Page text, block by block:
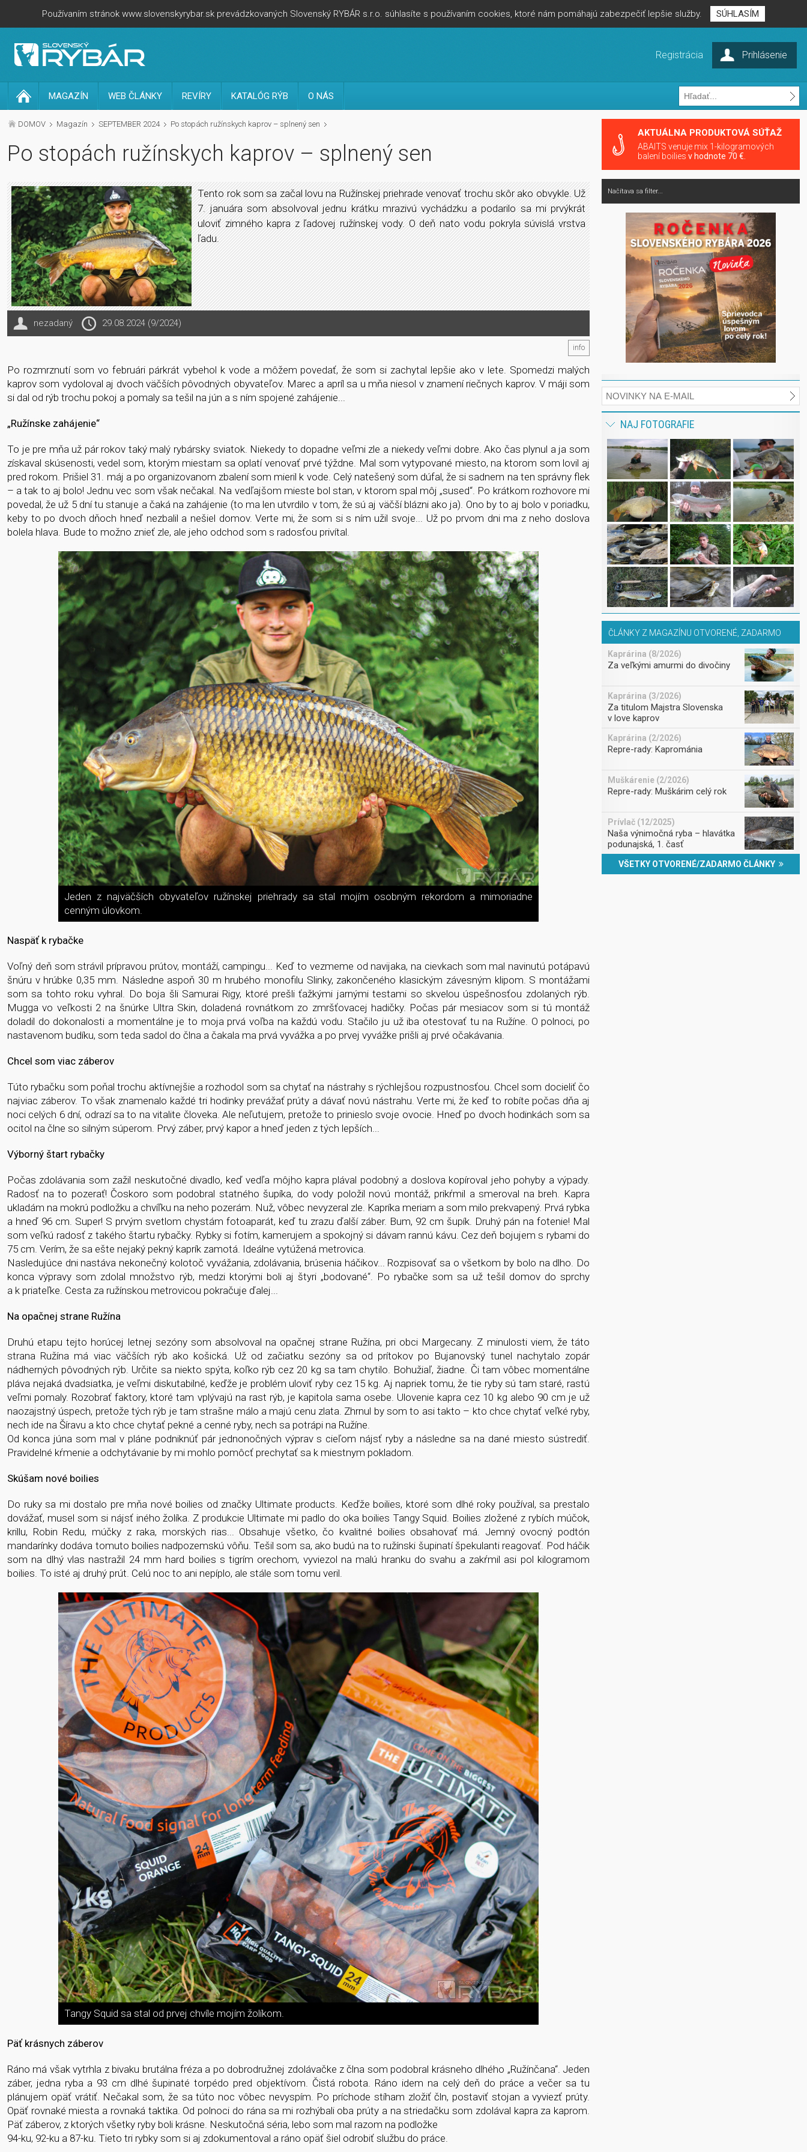
Používaním stránok www.slovenskyrybar.sk prevádzkovaných Slovenský RYBÁR s.r.o. súhlasíte s používaním cookies, ktoré nám pomáhajú zabezpečiť lepšie služby. SÚHLASÍM
Prihlásenie
Registrácia
MAGAZÍN WEB ČLÁNKY REVÍRY KATALÓG RÝB O NÁS
DOMOV Magazín SEPTEMBER 2024 Po stopách ružínskych kaprov – splnený sen
Po stopách ružínskych kaprov – splnený sen
Tento rok som sa začal lovu na Ružínskej priehrade venovať trochu skôr ako obvykle. Už
7. januára som absolvoval jednu krátku mrazivú vychádzku a podarilo sa mi prvýkrát
uloviť zimného kapra z ľadovej ružínskej vody. O deň nato vodu pokryla súvislá vrstva
ľadu.
nezadaný 29.08.2024 (9/2024)
info
Po rozmrznutí som vo februári párkrát vybehol k vode a môžem povedať, že som si zachytal lepšie ako v lete. Spomedzi malých
kaprov som vydoloval aj dvoch väčších pôvodných obyvateľov. Marec a apríl sa u mňa niesol v znamení riečnych kaprov. V máji som
si dal od rýb trochu pokoj a pomaly sa tešil na jún a s ním spojené zahájenie...
„Ružínske zahájenie“
To je pre mňa už pár rokov taký malý rybársky sviatok. Niekedy to dopadne veľmi zle a niekedy veľmi dobre. Ako čas plynul a ja som
získaval skúsenosti, vedel som, ktorým miestam sa oplatí venovať prvé týždne. Mal som vytypované miesto, na ktorom som lovil aj
pred rokom. Prišiel 31. máj a po organizovanom zbalení som mieril k vode. Celý natešený som dúfal, že si sadnem na ten správny flek
– a tak to aj bolo! Jednu vec som však nečakal. Na vedľajšom mieste bol stan, v ktorom spal môj „sused“. Po krátkom rozhovore mi
povedal, že už 5 dní tu stanuje a čaká na zahájenie (to ma len utvrdilo v tom, že sú aj väčší blázni ako ja). Ono by to aj bolo v poriadku,
keby to po dvoch dňoch hneď nezbalil a nešiel domov. Verte mi, že som si s ním užil svoje... Už po prvom dni ma z neho doslova
bolela hlava. Bude to možno znieť zle, ale jeho odchod som s radosťou privítal.
Jeden z najväčších obyvateľov ružínskej priehrady sa stal mojím osobným rekordom a mimoriadne
cenným úlovkom.
Naspäť k rybačke
Voľný deň som strávil prípravou prútov, montáží, campingu... Keď to vezmeme od navijaka, na cievkach som mal navinutú potápavú
šnúru v hrúbke 0,35 mm. Následne aspoň 30 m hrubého monofilu Slinky, zakončeného klasickým závesným klipom. S montážami
som sa tohto roku vyhral. Do boja šli Samurai Rigy, ktoré prešli ťažkými jarnými testami so skvelou úspešnosťou zdolaných rýb.
Mugga vo veľkosti 2 na šnúrke Ultra Skin, doladená rovnátkom zo zmršťovacej hadičky. Počas pár mesiacov som si tú montáž
doladil do dokonalosti a momentálne je to moja prvá voľba na každú vodu. Stačilo ju už iba otestovať tu na Ružíne. O polnoci, po
nastavenom budíku, som teda sadol do člna a čakala ma prvá vyvážka a po prvej vyvážke prišli aj prvé očakávania.
Chcel som viac záberov
Túto rybačku som poňal trochu aktívnejšie a rozhodol som sa chytať na nástrahy s rýchlejšou rozpustnosťou. Chcel som docieliť čo
najviac záberov. To však znamenalo každé tri hodinky prevážať prúty a dávať novú nástrahu. Verte mi, že keď to robíte počas dňa aj
noci celých 6 dní, odrazí sa to na vitalite človeka. Ale neľutujem, pretože to prinieslo svoje ovocie. Hneď po dvoch hodinkách som sa
ocitol na člne so silným súperom. Prvý záber, prvý kapor a hneď jeden z tých lepších...
Výborný štart rybačky
Počas zdolávania som zažil neskutočné divadlo, keď vedľa môjho kapra plával podobný a doslova kopíroval jeho pohyby a výpady.
Radosť na to pozerať! Čoskoro som podobral statného šupíka, do vody položil novú montáž, prikŕmil a smeroval na breh. Kapra
ukladám na mokrú podložku a chvíľku na neho pozerám. Nuž, vôbec nevyzeral zle. Kapríka meriam a som milo prekvapený. Prvá rybka
a hneď 96 cm. Super! S prvým svetlom chystám fotoaparát, keď tu zrazu ďalší záber. Bum, 92 cm šupík. Druhý pán na fotenie! Mal
som veľkú radosť z takého štartu rybačky. Rybky si fotím, kamerujem a spokojný si dávam rannú kávu. Cez deň bojujem s rybami do
75 cm. Verím, že sa ešte nejaký pekný kaprík zamotá. Ideálne vytúžená metrovica.
Nasledujúce dni nastáva nekonečný kolotoč vyvážania, zdolávania, brúsenia háčikov... Rozpisovať sa o všetkom by bolo na dlho. Do
konca výpravy som zdolal množstvo rýb, medzi ktorými boli aj štyri „bodované“. Po rybačke som sa už tešil domov do sprchy
a k priateľke. Cesta za ružínskou metrovicou pokračuje ďalej...
Na opačnej strane Ružína
Druhú etapu tejto horúcej letnej sezóny som absolvoval na opačnej strane Ružína, pri obci Margecany. Z minulosti viem, že táto
strana Ružína má viac väčších rýb ako košická. Už od začiatku sezóny sa od prítokov po Bujanovský tunel nachytalo zopár
nádherných pôvodných rýb. Určite sa niekto spýta, koľko rýb cez 20 kg sa tam chytilo. Bohužiaľ, žiadne. Či tam vôbec momentálne
pláva nejaká dvadsiatka, je veľmi diskutabilné, keďže je problém uloviť ryby cez 15 kg. Aj napriek tomu, že tie ryby sú tam staré, rastú
veľmi pomaly. Rozobrať faktory, ktoré tam vplývajú na rast rýb, je kapitola sama osebe. Ulovenie kapra cez 10 kg alebo 90 cm je už
naozajstný úspech, pretože tých rýb je tam strašne málo a majú cenu zlata. Zhrnul by som to asi takto – kto chce chytať veľké ryby,
nech ide na Šíravu a kto chce chytať pekné a cenné ryby, nech sa potrápi na Ružíne.
Od konca júna som mal v pláne podniknúť pár jednonočných výprav s cieľom nájsť ryby a následne sa na dané miesto sústrediť.
Pravidelné kŕmenie a odchytávanie by mi mohlo pomôcť prechytať sa k miestnym pokladom.
Skúšam nové boilies
Do ruky sa mi dostalo pre mňa nové boilies od značky Ultimate products. Keďže boilies, ktoré som dlhé roky používal, sa prestalo
dovážať, musel som si nájsť iného žolíka. Z produkcie Ultimate mi padlo do oka boilies Tangy Squid. Boilies zložené z rybích múčok,
krillu, Robin Redu, múčky z raka, morských rias... Obsahuje všetko, čo kvalitné boilies obsahovať má. Jemný ovocný podtón
mandarínky dodáva tomuto boilies nadpozemskú vôňu. Tešil som sa, ako budú na to ružínski šupinatí špekulanti reagovať. Pod háčik
som na dlhý vlas nastražil 24 mm hard boilies s tigrím orechom, vyviezol na malú hranku do svahu a zakŕmil asi pol kilogramom
boilies. To isté aj druhý prút. Celú noc to ani nepíplo, ale stále som tomu veril.
Tangy Squid sa stal od prvej chvíle mojím žolíkom.
Päť krásnych záberov
Ráno má však vytrhla z bivaku brutálna fréza a po dobrodružnej zdolávačke z člna som podobral krásneho dlhého „Ružínčana“. Jeden
záber, jedna ryba a 93 cm dlhé šupinaté torpédo pred objektívom. Čistá robota. Ráno idem na celý deň do práce a večer sa tu
plánujem opäť vrátiť. Nečakal som, že sa túto noc vôbec nevyspím. Po príchode stíham zložiť čln, postaviť stojan a vyviezť prúty.
Opäť rovnaké miesta a rovnaká taktika. Od polnoci do rána sa mi rozhýbali oba prúty a na striedačku som zdolával kapra za kaprom.
Päť záberov, z ktorých všetky ryby boli krásne. Neskutočná séria, lebo som mal razom na podložke
94-ku, 92-ku a 87-ku. Tieto tri rybky som si aj zdokumentoval a ráno opäť šiel odrobiť službu do práce.
AKTUÁLNA PRODUKTOVÁ SÚŤAŽ
ABAITS venuje mix 1-kilogramových
balení boilies v hodnote 70 €.
Načítava sa filter...
NAJ FOTOGRAFIE
ČLÁNKY Z MAGAZÍNU OTVORENÉ, ZADARMO
Kaprárina (8/2026)
Za veľkými amurmi do divočiny
Kaprárina (3/2026)
Za titulom Majstra Slovenska
v love kaprov
Kaprárina (2/2026)
Repre-rady: Kaprománia
Muškárenie (2/2026)
Repre-rady: Muškárim celý rok
Prívlač (12/2025)
Naša výnimočná ryba – hlavátka
podunajská, 1. časť
VŠETKY OTVORENÉ/ZADARMO ČLÁNKY